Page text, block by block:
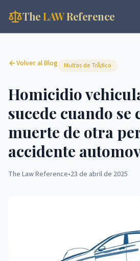
TheLAWReference
Volver al Blog Multas de TrÃ¡fico
Homicidio
sucede cuando se
muerte de otra
accidente
The Law Reference•23 de abril de 2025